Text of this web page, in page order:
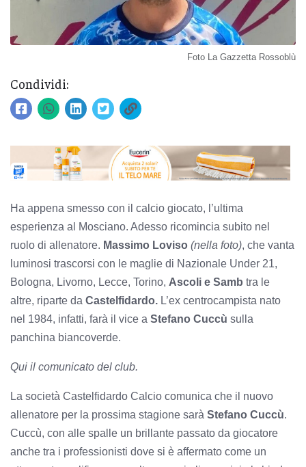
Foto La Gazzetta Rossoblù
Condividi:
Ha appena smesso con il calcio giocato, l’ultima
esperienza al Mosciano. Adesso ricomincia subito nel
ruolo di allenatore. Massimo Loviso (nella foto), che vanta
luminosi trascorsi con le maglie di Nazionale Under 21,
Bologna, Livorno, Lecce, Torino, Ascoli e Samb tra le
altre, riparte da Castelfidardo. L’ex centrocampista nato
nel 1984, infatti, farà il vice a Stefano Cuccù sulla
panchina biancoverde.
Qui il comunicato del club.
La società Castelfidardo Calcio comunica che il nuovo
allenatore per la prossima stagione sarà Stefano Cuccù.
Cuccù, con alle spalle un brillante passato da giocatore
anche tra i professionisti dove si è affermato come un